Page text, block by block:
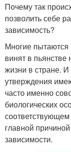
Почему так
позволить себе
зависимость?
Многие пытаются
винят в пьянстве
жизни в стране.
утверждения
часто именно
биологических
соответствующем
главной
зависимости.